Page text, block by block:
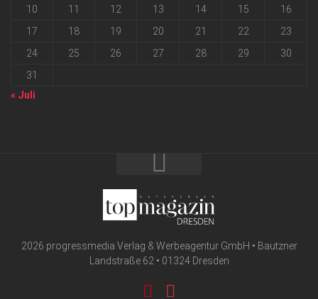
10
11 12 13 14 15
16
17
18 19 20 21 22
23
24
25 26 27 28 29
30
31
« Juli
2026 progressmedia Verlag & Werbeagentur GmbH • Bautzner
Landstraße 62 • 01324 Dresden